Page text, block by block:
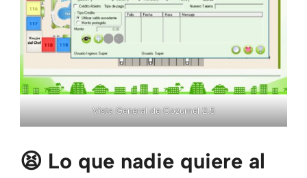
Vista General de Cozumel 2.5
😫 Lo que nadie quiere al